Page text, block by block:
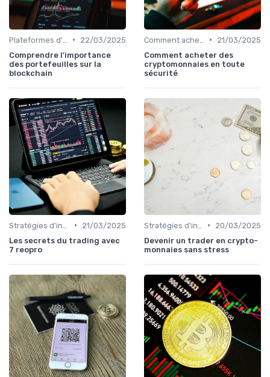
•
22/03/2025
Comprendre l'importance
des portefeuilles sur la
blockchain
•
21/03/2025
Comment acheter des
cryptomonnaies en toute
sécurité
•
21/03/2025
Les secrets du trading avec
7 reopro
•
20/03/2025
Devenir un trader en crypto-
monnaies sans stress